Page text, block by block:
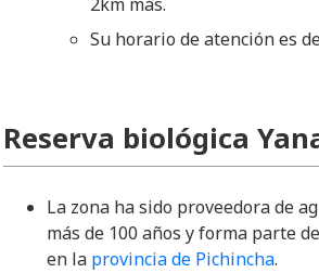
2km más.
Su horario de atención es
Reserva biológica
La zona ha sido proveedora de
más de 100 años y forma parte
en la provincia de Pichincha.